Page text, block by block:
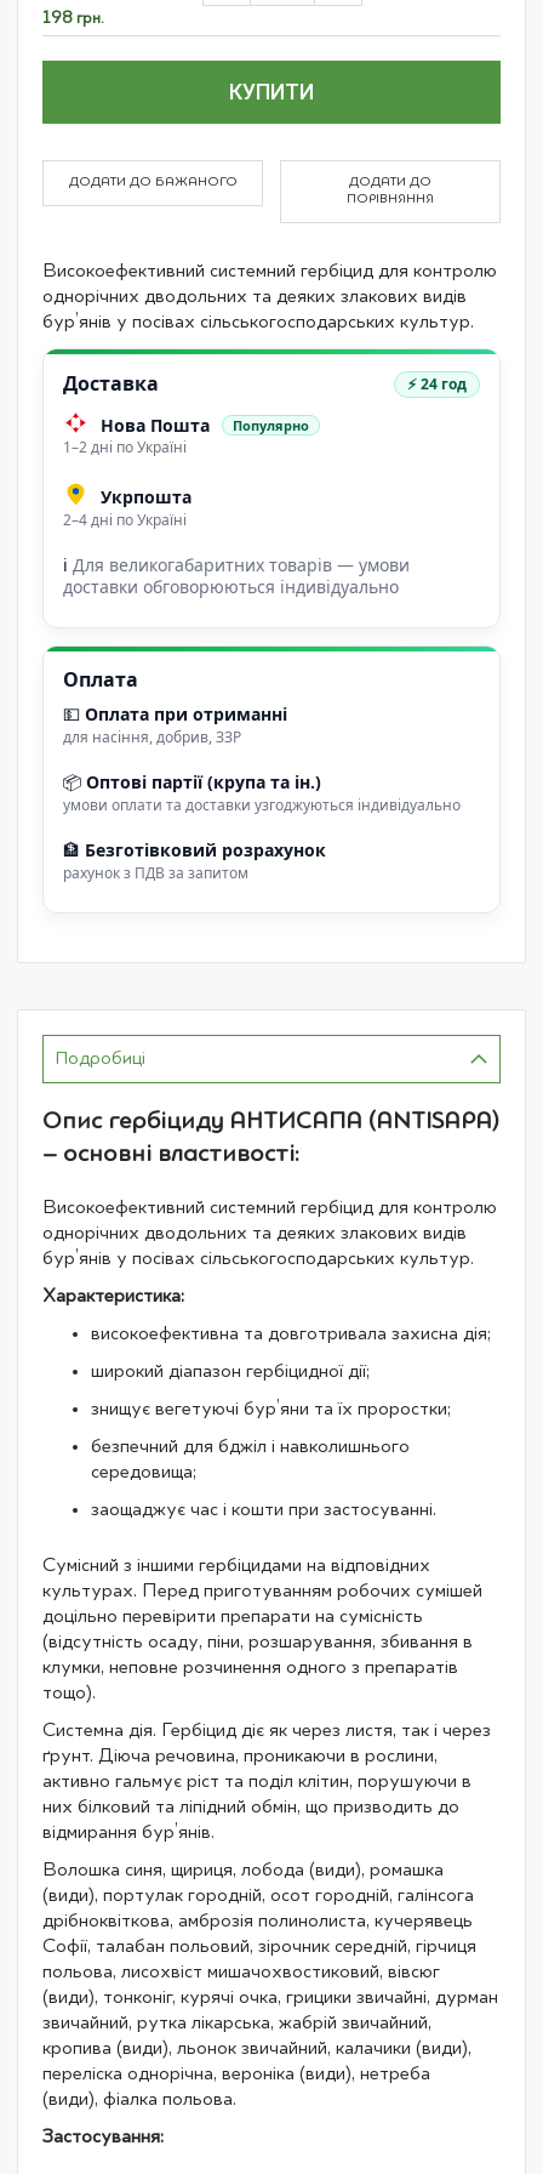
198 грн.
КУПИТИ
ДОДАТИ ДО БАЖАНОГО
ДОДАТИ ДО
ПОРІВНЯННЯ
Високоефективний системний гербіцид для контролю
однорічних дводольних та деяких злакових видів
бур’янів у посівах сільськогосподарських культур.
Доставка ⚡ 24 год
Нова Пошта Популярно
1–2 дні по Україні
Укрпошта
2–4 дні по Україні
ℹ Для великогабаритних товарів — умови
доставки обговорюються індивідуально
Оплата
💵 Оплата при отриманні
для насіння, добрив, ЗЗР
📦 Оптові партії (крупа та ін.)
умови оплати та доставки узгоджуються індивідуально
🏦 Безготівковий розрахунок
рахунок з ПДВ за запитом
Подробиці
Опис гербіциду АНТИСАПА (ANTISAPA)
– основні властивості:
Високоефективний системний гербіцид для контролю
однорічних дводольних та деяких злакових видів
бур’янів у посівах сільськогосподарських культур.
Характеристика:
високоефективна та довготривала захисна дія;
широкий діапазон гербіцидної дії;
знищує вегетуючі бур’яни та їх проростки;
безпечний для бджіл і навколишнього
середовища;
заощаджує час і кошти при застосуванні.
Сумісний з іншими гербіцидами на відповідних
культурах. Перед приготуванням робочих сумішей
доцільно перевірити препарати на сумісність
(відсутність осаду, піни, розшарування, збивання в
клумки, неповне розчинення одного з препаратів
тощо).
Системна дія. Гербіцид діє як через листя, так і через
ґрунт. Діюча речовина, проникаючи в рослини,
активно гальмує ріст та поділ клітин, порушуючи в
них білковий та ліпідний обмін, що призводить до
відмирання бур’янів.
Волошка синя, щириця, лобода (види), ромашка
(види), портулак городній, осот городній, галінсога
дрібноквіткова, амброзія полинолиста, кучерявець
Софії, талабан польовий, зірочник середній, гірчиця
польова, лисохвіст мишачохвостиковий, вівсюг
(види), тонконіг, курячі очка, грицики звичайні, дурман
звичайний, рутка лікарська, жабрій звичайний,
кропива (види), льонок звичайний, калачики (види),
переліска однорічна, вероніка (види), нетреба
(види), фіалка польова.
Застосування: